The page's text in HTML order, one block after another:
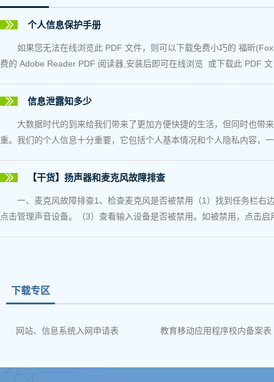
个人信息保护手册
如果您无法在线浏览此 PDF 文件，则可以下载免费小巧的 福昕
费的 Adobe Reader PDF 阅读器,安装后即可在线浏览 或下载此 PDF 文
信息泄露知多少
大数据时代的到来给我们带来了更加方便快捷的生活，但同时也带
重。我们的个人信息十分重要，它包括个人基本情况和个人隐私内容，
【干货】扬声器和麦克风故障排查
一、麦克风故障排查1、检查麦克风是否被禁用（1）找到任务栏右
点击管理声音设备。（3）查看输入设备是否被禁用。如被禁用，点击
下载专区
网站、信息系统入网申请表 教育移动应用程序校内备案表